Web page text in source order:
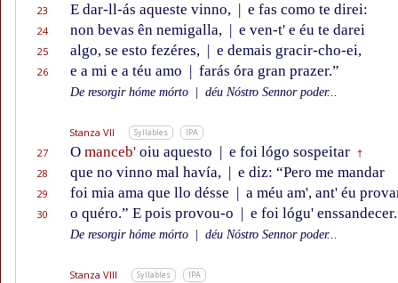
23 E dar-ll-ás aqueste vinno, | e fas como te direi:
24 non bevas ên nemigalla, | e ven-t' e éu te darei
25 algo, se esto fezéres, | e demais gracir-cho-ei,
26 e a mi e a téu amo | farás óra gran prazer.”
De resorgir hóme mórto déu Nóstro Sennor poder...
Stanza VII Syllables IPA
27 O manceb' oiu aquesto | e foi lógo sospeitar †
28 que no vinno mal havía, | e diz: “Pero me mandar
29 foi mia ama que llo désse | a méu am', ant' éu
30 o quéro.” E pois provou-o | e foi lógu' enssandecer.
De resorgir hóme mórto déu Nóstro Sennor poder...
Stanza VIII Syllables IPA